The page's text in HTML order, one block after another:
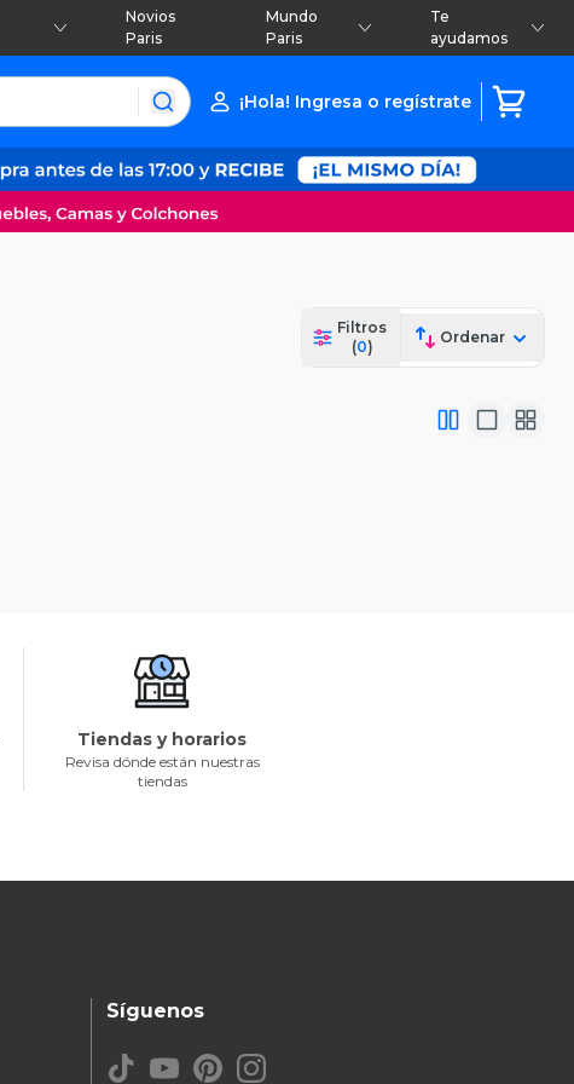
Novios
Paris
Mundo
Paris
Te
ayudamos
¡Hola! Ingresa o regístrate
Filtros
(0)
Ordenar
Tiendas y horarios
Revisa dónde están nuestras
tiendas
Síguenos